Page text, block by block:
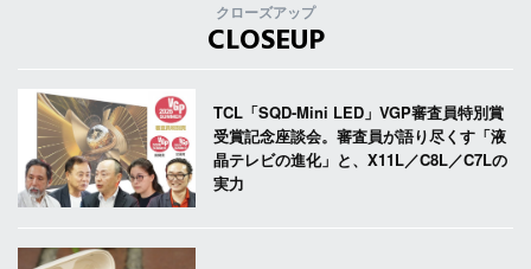
クローズアップ
CLOSEUP
TCL「SQD-Mini LED」VGP審査員特別賞
受賞記念座談会。審査員が語り尽くす「液
晶テレビの進化」と、X11L／C8L／C7Lの
実力